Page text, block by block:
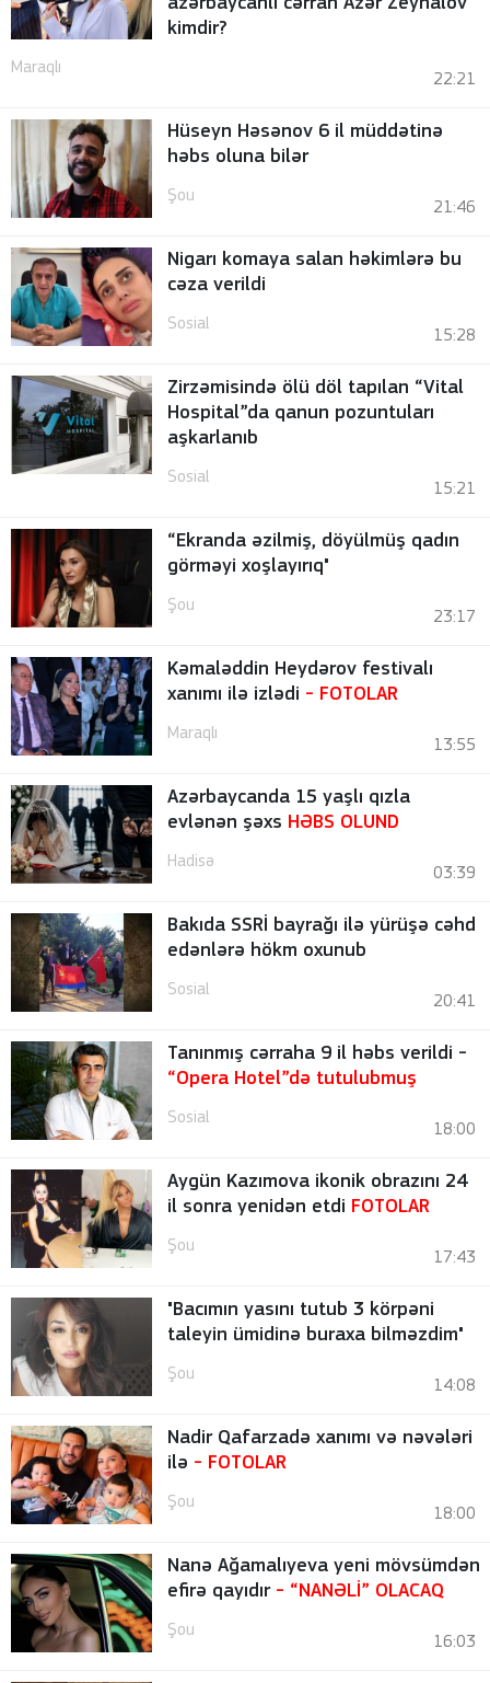
kimdir?
Maraqlı
22:21
Hüseyn Həsənov 6 il müddətinə
həbs oluna bilər
Şou
21:46
Nigarı komaya salan həkimlərə bu
cəza verildi
Sosial
15:28
Zirzəmisində ölü döl tapılan “Vital
Hospital”da qanun pozuntuları
aşkarlanıb
Sosial
15:21
“Ekranda əzilmiş, döyülmüş qadın
görməyi xoşlayırıq"
Şou
23:17
Kəmaləddin Heydərov festivalı
xanımı ilə izlədi - FOTOLAR
Maraqlı
13:55
Azərbaycanda 15 yaşlı qızla
evlənən şəxs HƏBS OLUND
Hadisə
03:39
Bakıda SSRİ bayrağı ilə yürüşə cəhd
edənlərə hökm oxunub
Sosial
20:41
Tanınmış cərraha 9 il həbs verildi -
“Opera Hotel”də tutulubmuş
Sosial
18:00
Aygün Kazımova ikonik obrazını 24
il sonra yenidən etdi FOTOLAR
Şou
17:43
"Bacımın yasını tutub 3 körpəni
taleyin ümidinə buraxa bilməzdim"
Şou
14:08
Nadir Qafarzadə xanımı və nəvələri
ilə - FOTOLAR
Şou
18:00
Nanə Ağamalıyeva yeni mövsümdən
efirə qayıdır - “NANƏLİ” OLACAQ
Şou
16:03